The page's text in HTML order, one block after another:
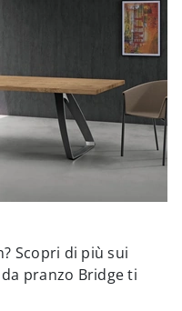
Scopri di più sui
pranzo Bridge ti